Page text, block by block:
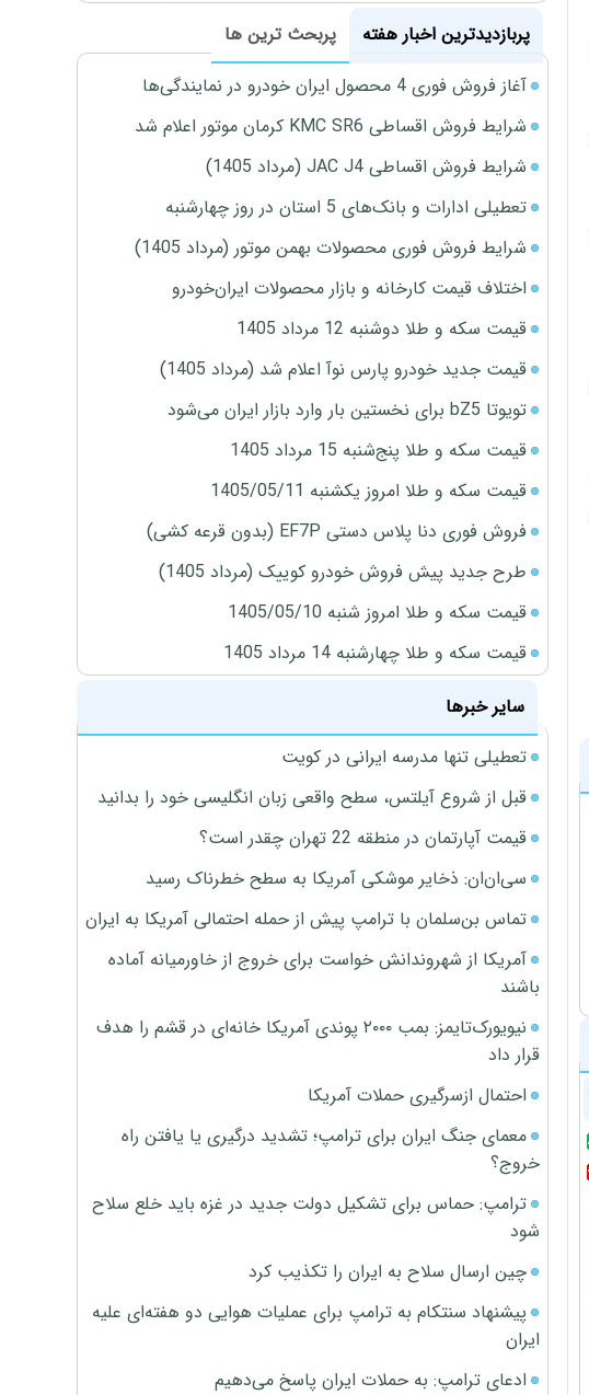
پربازدیدترین اخبار هفته
پربحث ترین ها
آغاز فروش فوری 4 محصول ایران خودرو در نمایندگی‌ها
شرایط فروش اقساطی KMC SR6 کرمان موتور اعلام شد
شرایط فروش اقساطی JAC J4 (مرداد 1405)
تعطیلی ادارات و بانک‌های 5 استان در روز چهارشنبه
شرایط فروش فوری محصولات بهمن موتور (مرداد 1405)
اختلاف قیمت کارخانه و بازار محصولات ایران‌خودرو
قیمت سکه و طلا دوشنبه 12 مرداد 1405
قیمت جدید خودرو پارس نوآ اعلام شد (مرداد 1405)
تویوتا bZ5 برای نخستین بار وارد بازار ایران می‌شود
قیمت سکه و طلا پنج‌شنبه 15 مرداد 1405
قیمت سکه و طلا امروز یکشنبه 1405/05/11
فروش فوری دنا پلاس دستی EF7P (بدون قرعه کشی)
طرح جدید پیش فروش خودرو کوییک (مرداد 1405)
قیمت سکه و طلا امروز شنبه 1405/05/10
قیمت سکه و طلا چهارشنبه 14 مرداد 1405
سایر خبرها
تعطیلی تنها مدرسه ایرانی در کویت
قبل از شروع آیلتس، سطح واقعی زبان انگلیسی خود را بدانید
قیمت آپارتمان در منطقه 22 تهران چقدر است؟
سی‌ان‌ان: ذخایر موشکی آمریکا به سطح خطرناک رسید
تماس بن‌سلمان با ترامپ پیش از حمله احتمالی آمریکا به ایران
آمریکا از شهروندانش خواست برای خروج از خاورمیانه آماده
باشند
نیویورک‌تایمز: بمب ۲۰۰۰ پوندی آمریکا خانه‌ای در قشم را هدف
قرار داد
احتمال ازسرگیری حملات آمریکا
معمای جنگ ایران برای ترامپ؛ تشدید درگیری یا یافتن راه
خروج؟
ترامپ: حماس برای تشکیل دولت جدید در غزه باید خلع سلاح
شود
چین ارسال سلاح به ایران را تکذیب کرد
پیشنهاد سنتکام به ترامپ برای عملیات هوایی دو هفته‌ای علیه
ایران
ادعای ترامپ: به حملات ایران پاسخ می‌دهیم